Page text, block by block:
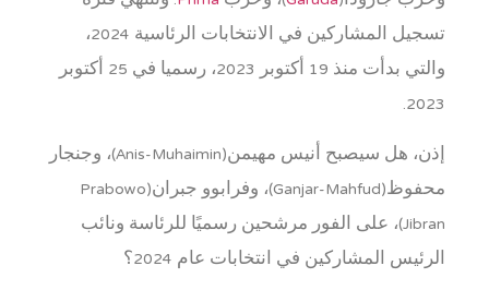
تسجيل المشاركين في الانتخابات الرئاسية 2024،
والتي بدأت منذ 19 أكتوبر 2023، رسميا في 25 أكتوبر
2023.
إذن، هل سيصبح أنيس مهيمن(Anis-Muhaimin)، وجنجار
محفوظ(Ganjar-Mahfud)، وفرابوو جبران(Prabowo
Jibran)، على الفور مرشحين رسميًا للرئاسة ونائب
الرئيس المشاركين في انتخابات عام 2024؟